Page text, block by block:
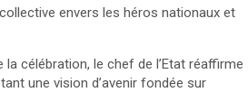
envers les héros nationaux et
célébration, le chef de l’Etat réaffirme
une vision d’avenir fondée sur